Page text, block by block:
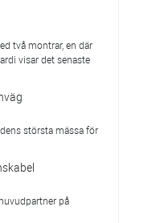
två montrar, en där
visar det senaste
största mässa för
på